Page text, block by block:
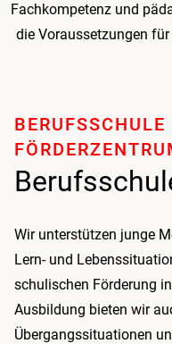
Fachkompetenz und
die Voraussetzungen
BERUFSSCHULE
Wir unterstützen junge
Lern- und
schulischen Förderung
Ausbildung bieten wir
Übergangssituationen